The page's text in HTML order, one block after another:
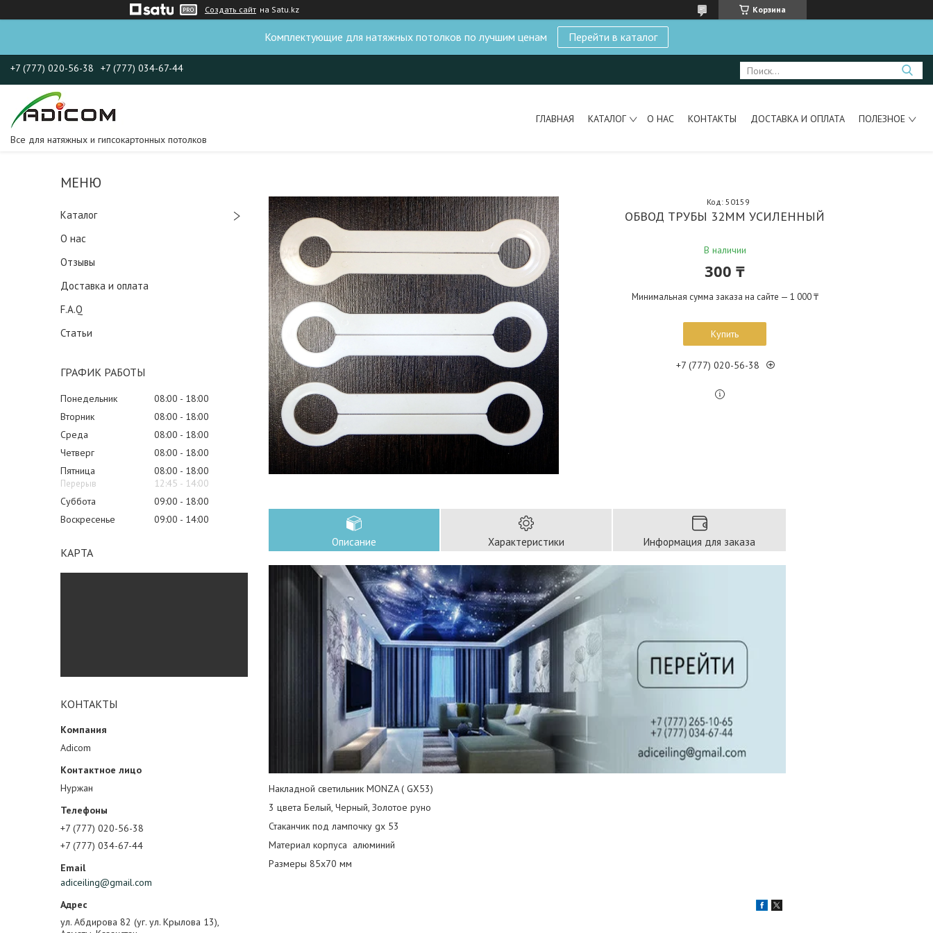
Создать сайт на Satu.kz Корзина
Комплектующие для натяжных потолков по лучшим ценам Перейти в каталог
+7 (777) 020-56-38 +7 (777) 034-67-44
Все для натяжных и гипсокартонных потолков
ГЛАВНАЯ КАТАЛОГ О НАС КОНТАКТЫ ДОСТАВКА И ОПЛАТА ПОЛЕЗНОЕ
Каталог
О нас
Отзывы
Доставка и оплата
F.A.Q
Статьи
ГРАФИК РАБОТЫ
Понедельник 08:00
18:00
Вторник
08:00
18:00
Среда
08:00
18:00
Четверг
08:00
18:00
Пятница
08:00
18:00
12:45
14:00
Суббота
09:00
18:00
Воскресенье
09:00 14:00
КАРТА
КОНТАКТЫ
Adicom
Нуржан
+7 (777) 020-56-38
+7 (777) 034-67-44
adiceiling@gmail.com
ул. Абдирова 82 (уг. ул. Крылова 13),
ОБВОД ТРУБЫ 32ММ УСИЛЕННЫЙ
В наличии
Код:50159
300 ₸
Минимальная сумма заказа на сайте — 1 000 ₸
Купить
+7 (777) 020-56-38
Описание Характеристики Информация для заказа
Накладной светильник MONZA ( GX53)
3 цвета Белый, Черный, Золотое руно
Стаканчик под лампочку gx 53
Материал корпуса алюминий
Размеры 85х70 мм